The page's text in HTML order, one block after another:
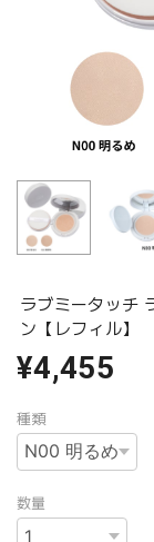
ラブミータッチ
ン【レフィル】
¥4,455
種類
数量